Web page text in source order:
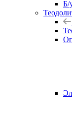
Б/